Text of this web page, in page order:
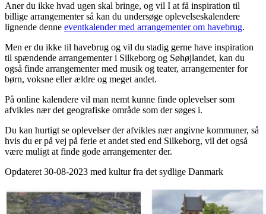
Aner du ikke hvad ugen skal bringe, og vil I at få inspiration til
billige arrangementer så kan du undersøge oplevelseskalendere
lignende denne eventkalender med arrangementer om havebrug.
Men er du ikke til havebrug og vil du stadig gerne have inspiration
til spændende arrangementer i Silkeborg og Søhøjlandet, kan du
også finde arrangementer med musik og teater, arrangementer for
børn, voksne eller ældre og meget andet.
På online kalendere vil man nemt kunne finde oplevelser som
afvikles nær det geografiske område som der søges i.
Du kan hurtigt se oplevelser der afvikles nær angivne kommuner, så
hvis du er på vej på ferie et andet sted end Silkeborg, vil det også
være muligt at finde gode arrangementer der.
Opdateret 30-08-2023 med kultur fra det sydlige Danmark